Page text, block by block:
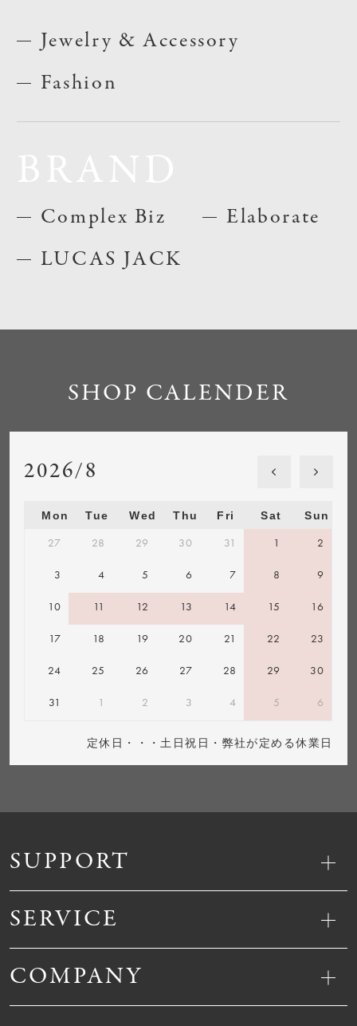
Jewelry & Accessory
Fashion
Complex Biz
LUCAS JACK
Elaborate
SUPPORT
SERVICE
COMPANY
SHOP CALENDER
2026/8
Mon Tue Wed Thu Fri Sat Sun
27 28 29 30 31 1 2
3 4 5 6 7 8 9
10 11 12 13 14 15 16
17 18 19 20 21 22 23
24 25 26 27 28 29 30
31 1 2 3 4 5 6
定休日・・・土日祝日・弊社が定める休業日